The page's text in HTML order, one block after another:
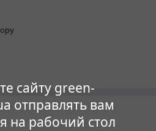
сайту green-
отправлять вам
на рабочий стол